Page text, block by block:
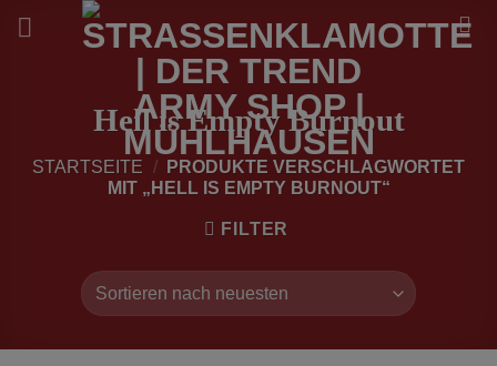
Inhalt
Hell is Empty Burnout
STARTSEITE /
PRODUKTE VERSCHLAGWORTET
MIT „HELL IS EMPTY BURNOUT“
FILTER